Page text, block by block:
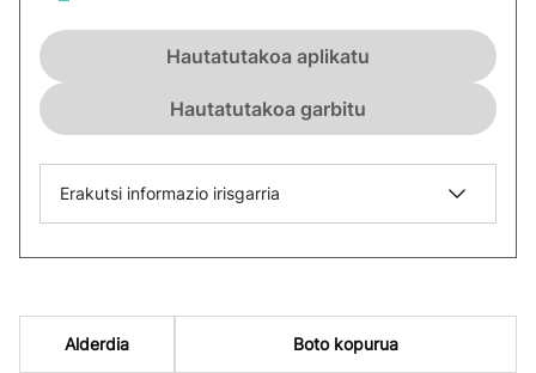
Hautatutakoa aplikatu
Hautatutakoa garbitu
Erakutsi informazio irisgarria
Alderdia Boto kopurua